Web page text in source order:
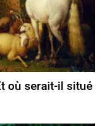
où serait-il situé